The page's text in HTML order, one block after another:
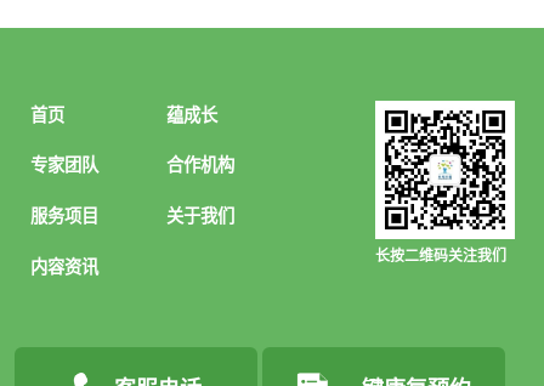
首页 蕴成长
专家团队 合作机构
服务项目 关于我们
内容资讯 长按二维码关注我们